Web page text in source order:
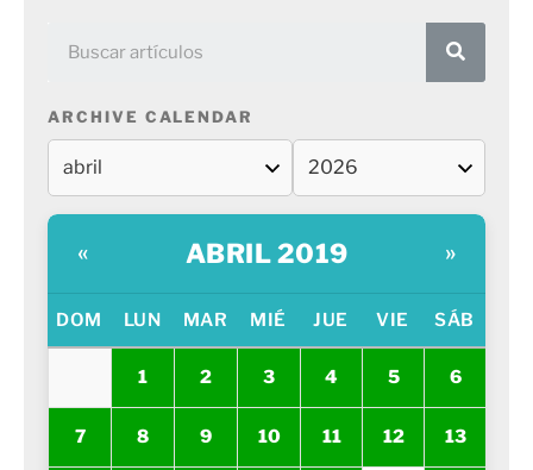
ARCHIVE CALENDAR
« ABRIL 2019 »
DOM LUN MAR MIÉ JUE VIE SÁB
1 2 3 4 5 6
7 8 9 10 11 12 13